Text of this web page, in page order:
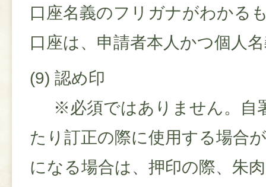
口座名義のフリガナがわかる
口座は、申請者本人かつ個人
(9) 認め印
※必須ではありません。自
たり訂正の際に使用する場合
になる場合は、押印の際、朱